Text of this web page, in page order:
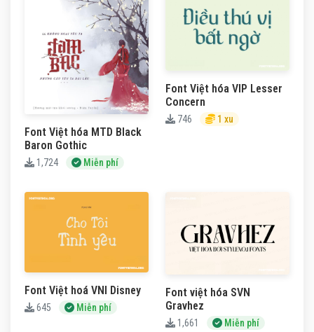
Font Việt hóa MTD Black
Baron Gothic
1,724 Miễn phí
Font Việt hóa VIP Lesser
Concern
746 1 xu
Font Việt hoá VNI Disney
645 Miễn phí
Font việt hóa SVN
Gravhez
1,661 Miễn phí